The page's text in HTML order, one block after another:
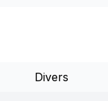
Divers